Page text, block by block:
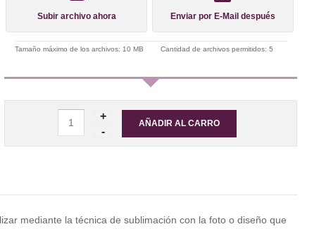
Subir archivo ahora Enviar por E-Mail después
Tamaño máximo de los archivos: 10 MB Cantidad de archivos permitidos: 5
mediante la técnica de sublimación con la foto o diseño que